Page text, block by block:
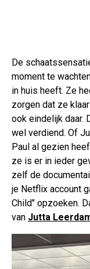
De
moment te
in huis heeft. Ze
zorgen dat ze
ook eindelijk daar.
wel verdiend. Of
Paul al gezien
ze is er in ieder
zelf de
je Netflix account
Child" opzoeken.
van Jutta